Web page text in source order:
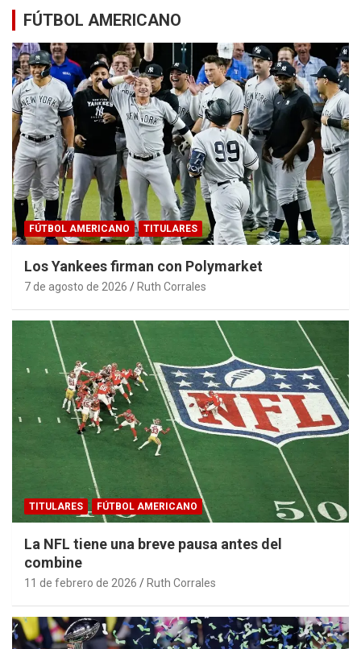
FÚTBOL AMERICANO
FÚTBOL AMERICANO TITULARES
Los Yankees firman con Polymarket
7 de agosto de 2026 Ruth Corrales
TITULARES FÚTBOL AMERICANO
La NFL tiene una breve pausa antes del
combine
11 de febrero de 2026 Ruth Corrales